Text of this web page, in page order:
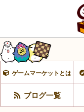
ゲームマーケットとは
ブログ一覧